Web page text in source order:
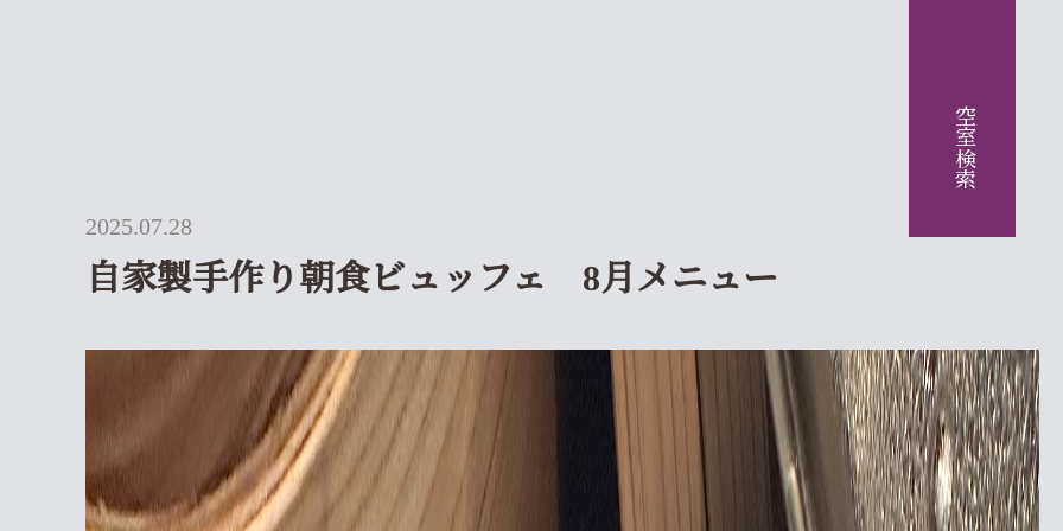
空室検索
2025.07.28
自家製手作り朝食ビュッフェ 8月メニュー